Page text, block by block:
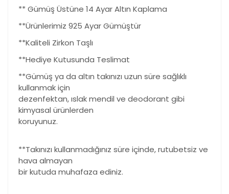
** Gümüş Üstüne 14 Ayar Altın Kaplama
**Ürünlerimiz 925 Ayar Gümüştür
**Kaliteli Zirkon Taşlı
**Hediye Kutusunda Teslimat
**Gümüş ya da altın takınızı uzun süre sağlıklı
kullanmak için
dezenfektan, ıslak mendil ve deodorant gibi
kimyasal ürünlerden
koruyunuz.
**Takınızı kullanmadığınız süre içinde, rutubetsiz ve
hava almayan
bir kutuda muhafaza ediniz.